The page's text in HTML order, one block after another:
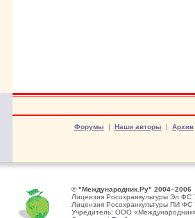
Форумы | Наши авторы | Архив
© "Международник.Ру" 2004–2006
Лицензия Росохранкультуры Эл ФС
Лицензия Росохранкультуры ПИ ФС
Учредитель: ООО